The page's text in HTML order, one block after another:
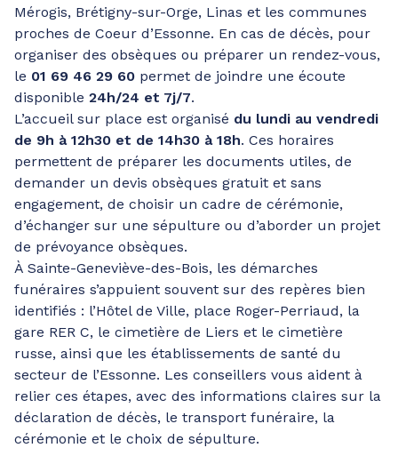
Mérogis, Brétigny-sur-Orge, Linas et les communes
proches de Coeur d’Essonne. En cas de décès, pour
organiser des obsèques ou préparer un rendez-vous,
le 01 69 46 29 60 permet de joindre une écoute
disponible 24h/24 et 7j/7.
L’accueil sur place est organisé du lundi au vendredi
de 9h à 12h30 et de 14h30 à 18h. Ces horaires
permettent de préparer les documents utiles, de
demander un devis obsèques gratuit et sans
engagement, de choisir un cadre de cérémonie,
d’échanger sur une sépulture ou d’aborder un projet
de prévoyance obsèques.
À Sainte-Geneviève-des-Bois, les démarches
funéraires s’appuient souvent sur des repères bien
identifiés : l’Hôtel de Ville, place Roger-Perriaud, la
gare RER C, le cimetière de Liers et le cimetière
russe, ainsi que les établissements de santé du
secteur de l’Essonne. Les conseillers vous aident à
relier ces étapes, avec des informations claires sur la
déclaration de décès, le transport funéraire, la
cérémonie et le choix de sépulture.